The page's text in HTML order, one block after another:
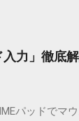
力」徹底
パッドでマ